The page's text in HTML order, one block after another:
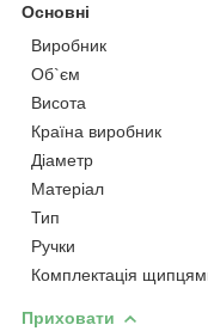
Основні
Виробник
Об`єм
Висота
Країна виробник
Діаметр
Матеріал
Тип
Ручки
Комплектація
Приховати